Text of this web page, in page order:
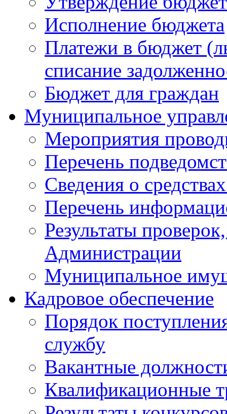
Исполнение бюджета
Платежи в бюджет
списание
Бюджет для граждан
Муниципальное
Мероприятия
Перечень
Сведения о
Перечень
Результаты
Администрации
Муниципальное
Кадровое обеспечение
Порядок
службу
Вакантные
Квалификационные